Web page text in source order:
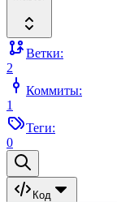
Ветки:
2
Коммиты:
1
Теги:
0
Код